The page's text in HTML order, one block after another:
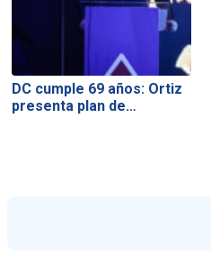
DC cumple 69 años: Ortiz
presenta plan de…